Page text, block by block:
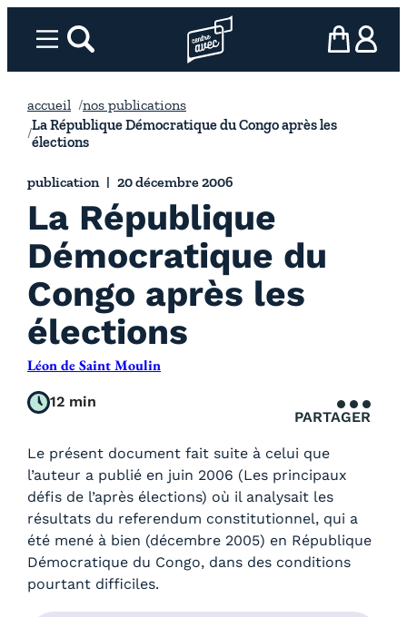
Menurechercher Page d’accueil l’association
mon panier
ma
accueil
nos publications
La République Démocratique du Congo après les
élections
publication 20 décembre 2006
La République
Démocratique du
Congo après les
élections
Léon de Saint Moulin
12 min
PARTAGER
Le présent document fait suite à celui que
l’auteur a publié en juin 2006 (Les principaux
défis de l’après élections) où il analysait les
résultats du referendum constitutionnel, qui a
été mené à bien (décembre 2005) en République
Démocratique du Congo, dans des conditions
pourtant difficiles.